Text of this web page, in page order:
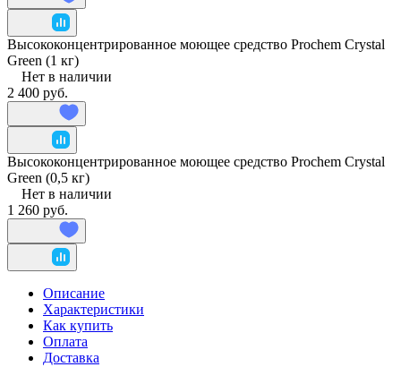
Высококонцентрированное моющее средство Prochem Crystal
Green (1 кг)
Нет в наличии
2 400 руб.
Высококонцентрированное моющее средство Prochem Crystal
Green (0,5 кг)
Нет в наличии
1 260 руб.
Описание
Характеристики
Как купить
Оплата
Доставка